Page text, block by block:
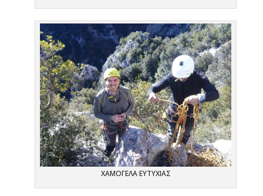
ΧΑΜΟΓΕΛΑ ΕΥΤΥΧΙΑΣ